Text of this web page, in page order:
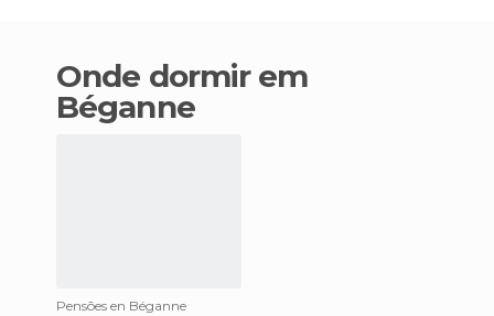
Onde dormir em
Béganne
Pensões en Béganne